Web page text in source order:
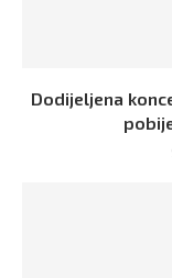
Dodijeljena